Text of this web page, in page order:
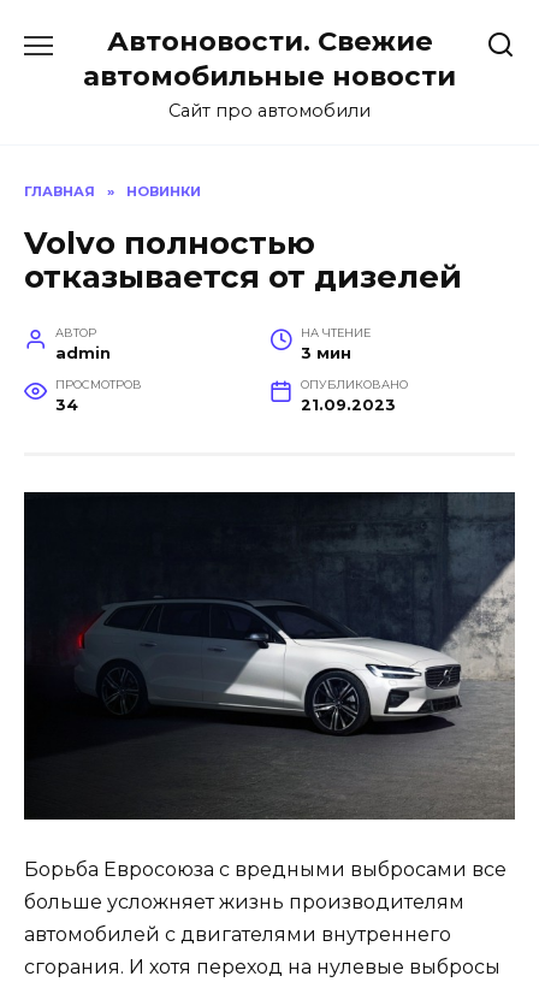
содержанию
Автоновости. Свежие
автомобильные новости
Сайт про автомобили
ГЛАВНАЯ » НОВИНКИ
Volvo полностью
отказывается от дизелей
АВТОР
admin
НА ЧТЕНИЕ
3 мин
ПРОСМОТРОВ
34
ОПУБЛИКОВАНО
21.09.2023
Борьба Евросоюза с вредными выбросами все
больше усложняет жизнь производителям
автомобилей с двигателями внутреннего
сгорания. И хотя переход на нулевые выбросы